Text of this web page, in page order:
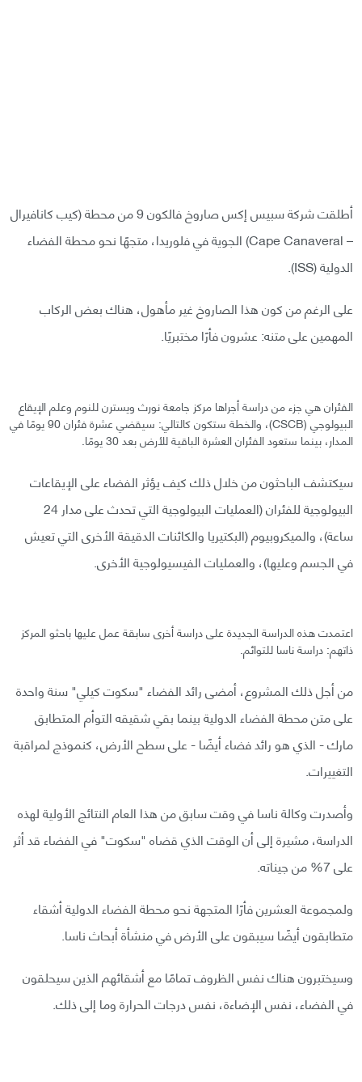
أطلقت شركة سبيس إكس صاروخ فالكون 9 من محطة (كيب كانافيرال
– Cape Canaveral) الجوية في فلوريدا، متجهًا نحو محطة الفضاء
الدولية (ISS).
على الرغم من كون هذا الصاروخ غير مأهول، هناك بعض الركاب
المهمين على متنه: عشرون فأرًا مختبريًا.
الفئران هي جزء من دراسة أجراها مركز جامعة نورث ويسترن للنوم وعلم الإيقاع
البيولوجي (CSCB)، والخطة ستكون كالتالي: سيقضي عشرة فئران 90 يومًا في
المدار، بينما ستعود الفئران العشرة الباقية للأرض بعد 30 يومًا.
سيكتشف الباحثون من خلال ذلك كيف يؤثر الفضاء على الإيقاعات
البيولوجية للفئران (العمليات البيولوجية التي تحدث على مدار 24
ساعة)، والميكروبيوم (البكتيريا والكائنات الدقيقة الأخرى التي تعيش
في الجسم وعليها)، والعمليات الفيسيولوجية الأخرى.
اعتمدت هذه الدراسة الجديدة على دراسة أخرى سابقة عمل عليها باحثو المركز
ذاتهم: دراسة ناسا للتوائم.
من أجل ذلك المشروع، أمضى رائد الفضاء "سكوت كيلي" سنة واحدة
على متن محطة الفضاء الدولية بينما بقي شقيقه التوأم المتطابق
مارك - الذي هو رائد فضاء أيضًا - على سطح الأرض، كنموذج لمراقبة
التغييرات.
وأصدرت وكالة ناسا في وقت سابق من هذا العام النتائج الأولية لهذه
الدراسة، مشيرة إلى أن الوقت الذي قضاه "سكوت" في الفضاء قد أثر
على 7% من جيناته.
ولمجموعة العشرين فأرًا المتجهة نحو محطة الفضاء الدولية أشقاء
متطابقون أيضًا سيبقون على الأرض في منشأة أبحاث ناسا.
وسيختبرون هناك نفس الظروف تمامًا مع أشقائهم الذين سيحلقون
في الفضاء، نفس الإضاءة، نفس درجات الحرارة وما إلى ذلك.